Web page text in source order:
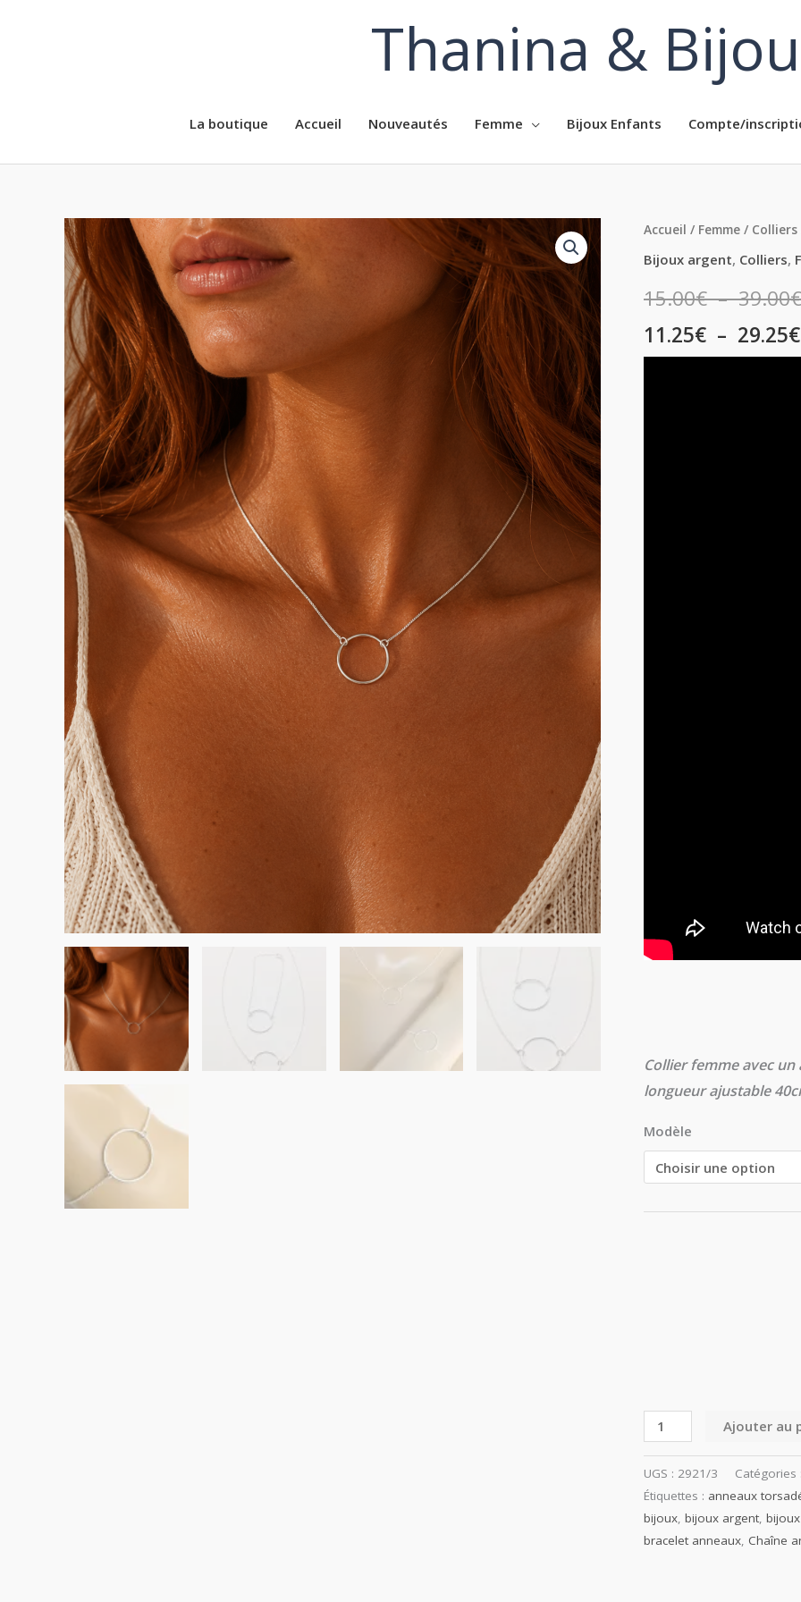
Thanina &
La boutique Accueil Nouveautés Femme Bijoux Enfants Compte/
Accueil / Femme / Colliers
Bijoux argent, Colliers,
15.00€–39.00€
11.25€ – 29.25€
Collier femme avec
longueur ajustable
Modèle
quantité
de
femme
en
Ajouter au
UGS : 2921/3 Catégories :
Étiquettes : anneaux
bijoux bijoux argent
bracelet anneaux Chaîne